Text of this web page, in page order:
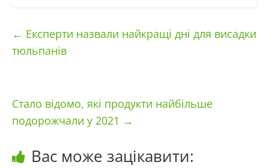
← Експерти назвали найкращі дні для висадки
тюльпанів
Стало відомо, які продукти найбільше
подорожчали у 2021 →
Вас може зацікавити: